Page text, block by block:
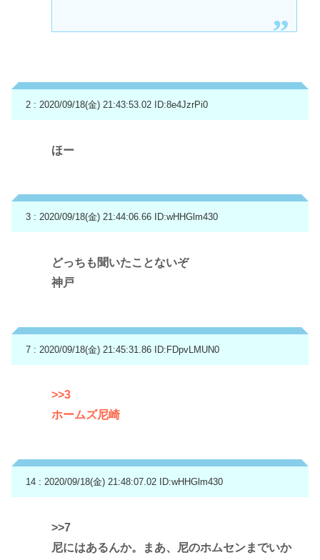
2 : 2020/09/18(金) 21:43:53.02 ID:8e4JzrPi0
ほー
3 : 2020/09/18(金) 21:44:06.66 ID:wHHGlm430
どっちも聞いたことないぞ
神戸
7 : 2020/09/18(金) 21:45:31.86 ID:FDpvLMUN0
>>3
ホームズ尼崎
14 : 2020/09/18(金) 21:48:07.02 ID:wHHGlm430
>>7
尼にはあるんか。まあ、尼のホムセンまでいか